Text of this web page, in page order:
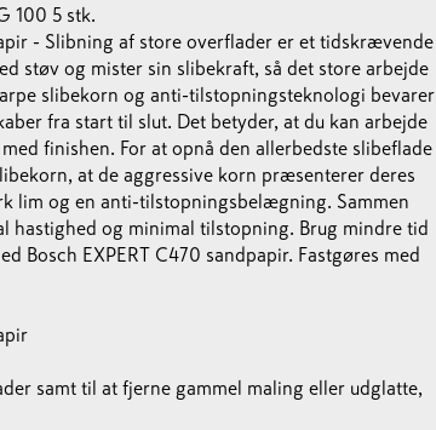
100 5 stk.
- Slibning af store overflader er et tidskrævende
støv og mister sin slibekraft, så det store arbejde
slibekorn og anti-tilstopningsteknologi bevarer
fra start til slut. Det betyder, at du kan arbejde
finishen. For at opnå den allerbedste slibeflade
at de aggressive korn præsenterer deres
lim og en anti-tilstopningsbelægning. Sammen
hastighed og minimal tilstopning. Brug mindre tid
Bosch EXPERT C470 sandpapir. Fastgøres med
samt til at fjerne gammel maling eller udglatte,